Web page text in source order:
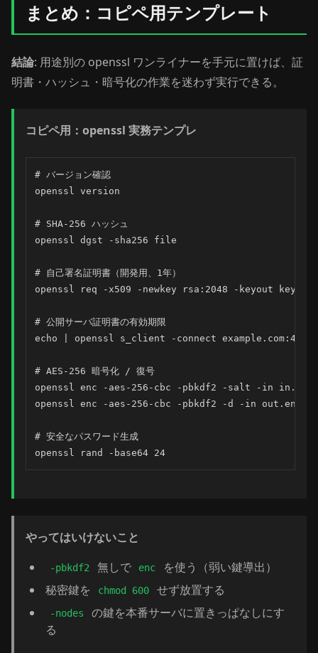
まとめ：コピペ用テンプレート
結論: 用途別の openssl ワンライナーを手元に置けば、証
明書・ハッシュ・暗号化の作業を迷わず実行できる。
コピペ用：openssl 実務テンプレ
# バージョン確認
openssl version
# SHA-256 ハッシュ
openssl dgst -sha256 file
# 自己署名証明書（開発用、1年）
openssl req -x509 -newkey rsa:2048 -keyout
# 公開サーバ証明書の有効期限
echo | openssl s_client -connect example.com:443
# AES-256 暗号化 / 復号
openssl enc -aes-256-cbc -pbkdf2 -salt -in in.txt
openssl enc -aes-256-cbc -pbkdf2 -d -in out.enc
# 安全なパスワード生成
openssl rand -base64 24
やってはいけないこと
-pbkdf2 無しで enc
を使う（弱い鍵導出）
秘密鍵を
chmod 600 せず放置する
-nodes
の鍵を本番サーバに置きっぱなしにす
る